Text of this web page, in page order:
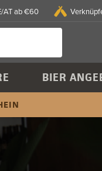
AT ab €60
BIER